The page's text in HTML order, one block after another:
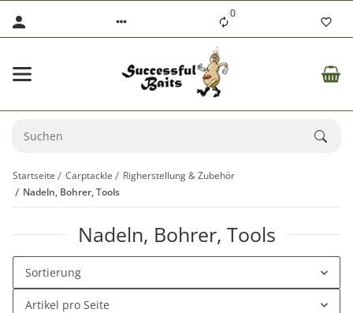
0
Startseite Carptackle
Righerstellung & Zubehör
Nadeln, Bohrer, Tools
Nadeln, Bohrer, Tools
Sortierung
Artikel pro Seite